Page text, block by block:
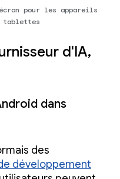
pour les appareils
d'IA,
dans
des
développement